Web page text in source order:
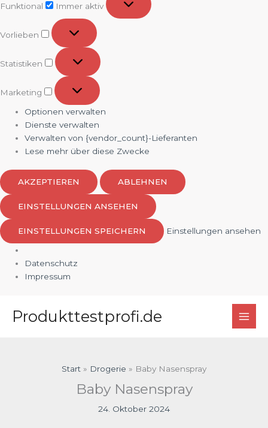
Funktional
Immer aktiv
Vorlieben
Vorlieben
Statistiken
Statistiken
Marketing
Marketing
Optionen verwalten
Dienste verwalten
Verwalten von {vendor_count}-Lieferanten
Lese mehr über diese Zwecke
AKZEPTIEREN ABLEHNEN
EINSTELLUNGEN ANSEHEN
EINSTELLUNGEN SPEICHERN Einstellungen ansehen
Datenschutz
Impressum
InhaltProdukttestprofi.de
Start Drogerie Baby Nasenspray
Baby Nasenspray
24. Oktober 2024